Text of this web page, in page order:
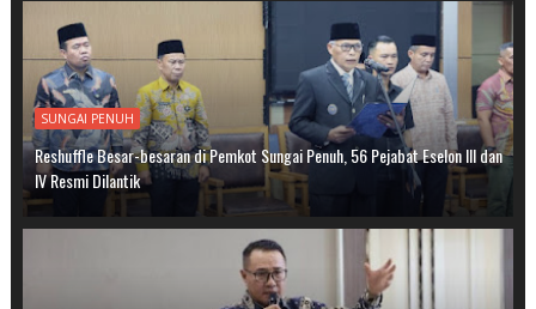
SUNGAI PENUH
Reshuffle Besar-besaran di Pemkot Sungai Penuh, 56 Pejabat Eselon III dan
IV Resmi Dilantik